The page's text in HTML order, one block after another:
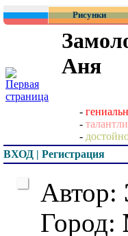
Рисунки
Аня
-
-
-
ВХОД | Регистрация
Автор:
Город: